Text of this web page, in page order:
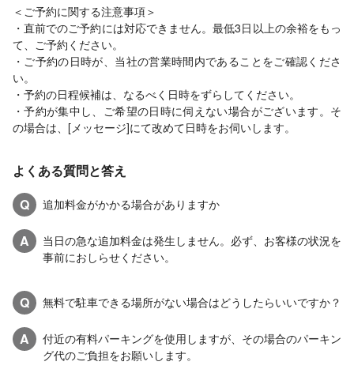
＜ご予約に関する注意事項＞
・直前でのご予約には対応できません。最低3日以上の余裕をもっ
て、ご予約ください。
・ご予約の日時が、当社の営業時間内であることをご確認くださ
い。
・予約の日程候補は、なるべく日時をずらしてください。
・予約が集中し、ご希望の日時に伺えない場合がございます。そ
の場合は、[メッセージ]にて改めて日時をお伺いします。
よくある質問と答え
Q
追加料金がかかる場合がありますか
A
当日の急な追加料金は発生しません。必ず、お客様の状況を
事前におしらせください。
Q 無料で駐車できる場所がない場合はどうしたらいいですか？
A
付近の有料パーキングを使用しますが、その場合のパーキン
グ代のご負担をお願いします。